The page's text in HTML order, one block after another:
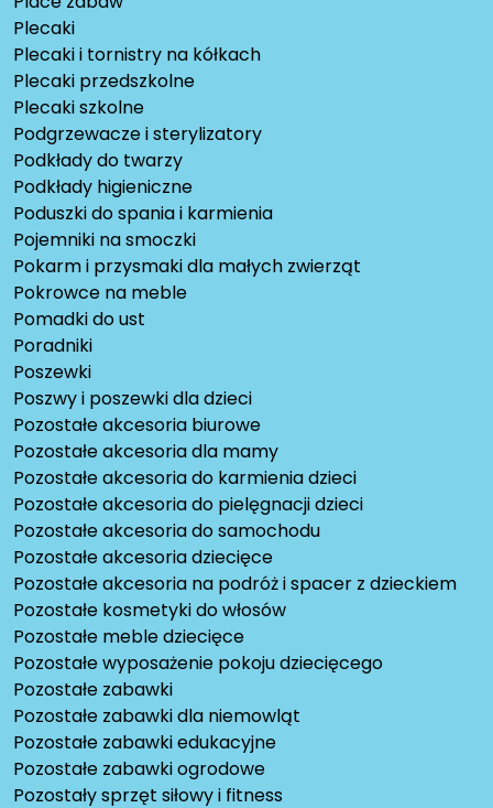
Plecaki
Plecaki i tornistry na kółkach
Plecaki przedszkolne
Plecaki szkolne
Podgrzewacze i sterylizatory
Podkłady do twarzy
Podkłady higieniczne
Poduszki do spania i karmienia
Pojemniki na smoczki
Pokarm i przysmaki dla małych zwierząt
Pokrowce na meble
Pomadki do ust
Poradniki
Poszewki
Poszwy i poszewki dla dzieci
Pozostałe akcesoria biurowe
Pozostałe akcesoria dla mamy
Pozostałe akcesoria do karmienia dzieci
Pozostałe akcesoria do pielęgnacji dzieci
Pozostałe akcesoria do samochodu
Pozostałe akcesoria dziecięce
Pozostałe akcesoria na podróż i spacer z dzieckiem
Pozostałe kosmetyki do włosów
Pozostałe meble dziecięce
Pozostałe wyposażenie pokoju dziecięcego
Pozostałe zabawki
Pozostałe zabawki dla niemowląt
Pozostałe zabawki edukacyjne
Pozostałe zabawki ogrodowe
Pozostały sprzęt siłowy i fitness